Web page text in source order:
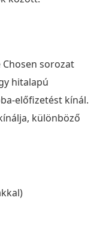
Chosen sorozat
hitalapú
előfizetést kínál.
különböző